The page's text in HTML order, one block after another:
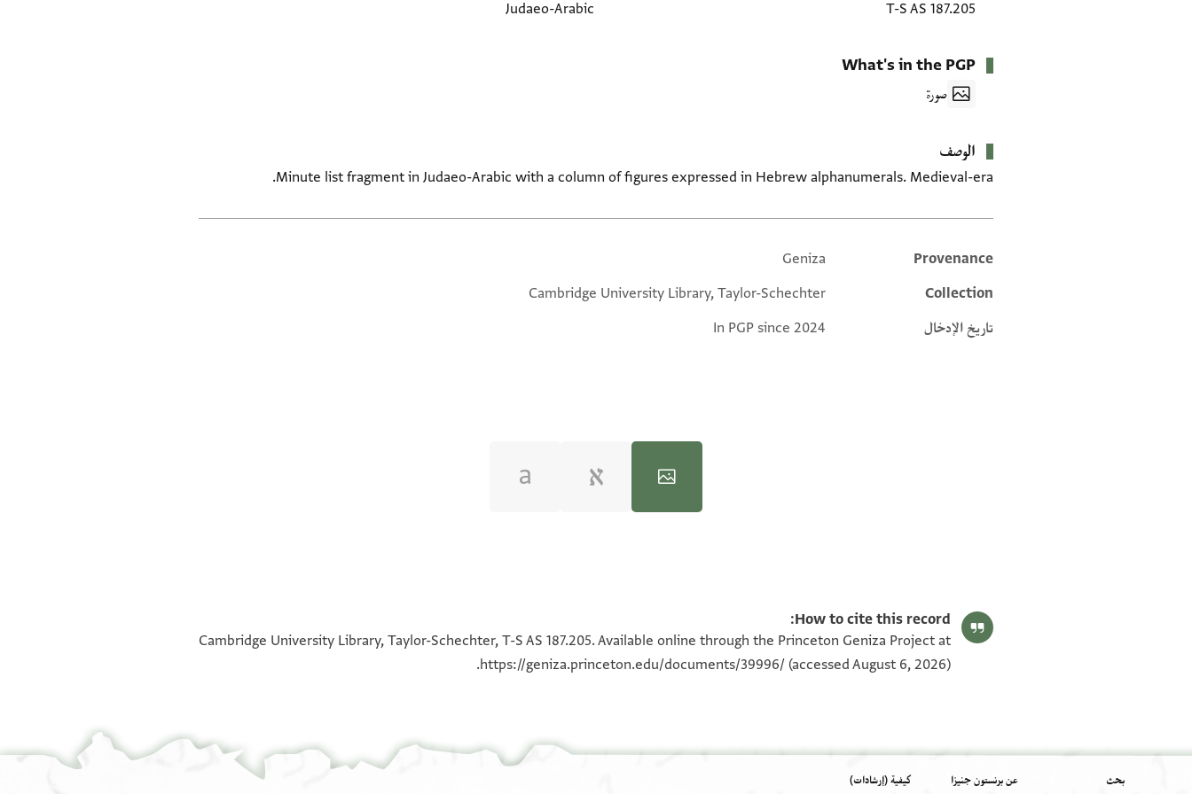
T-S AS 187.205
Judaeo-Arabic
What's in the PGP
صورة
الوصف
Minute list fragment in Judaeo-Arabic with a column of figures expressed in Hebrew alphanumerals. Medieval-era.
Additional metadata
Provenance
Geniza
Collection
Cambridge University Library, Taylor-Schechter
تاريخ الإدخال
In PGP since 2024
100%
100%
How to cite this record:
Cambridge University Library, Taylor-Schechter, T-S AS 187.205. Available online through the Princeton Geniza Project at
https://geniza.princeton.edu/documents/39996/ (accessed August 6, 2026).
بحث عن برنستون جنيزا كيفية (إرشادات)